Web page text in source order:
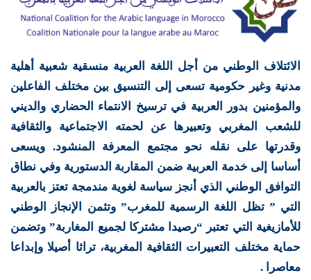
الائتلاف الوطني من أجل اللغة العربية منسقية شعبية أهلية
مدنية وغير حكومية تسعى إلى التنسيق بين مختلف الفاعلين
والمؤمنين بدور العربية في ترسيخ الانتماء الحضاري والديني
للشعب المغربي وتعبيرها عن لحمته الاجتماعية والثقافية
وقدرتها على نقله نحو مجتمع المعرفة المنشود. ويسعى
أساسا إلى خدمة العربية ضمن المقاربة الدستورية وفي نطاق
التوافق الوطني الذي أنجز سياسة لغوية مندمجة تعتز بالعربية
التي ” تظل اللغة الرسمية للمغرب” وتثمن الإنجاز الوطني
للأمازيغية التي تعتبر “رصيدا مشتركا لجميع المغاربة” وتضمن
حماية مختلف التعبيرات الثقافية المغربية، تراثا أصيلا وإبداعا
معاصرا .